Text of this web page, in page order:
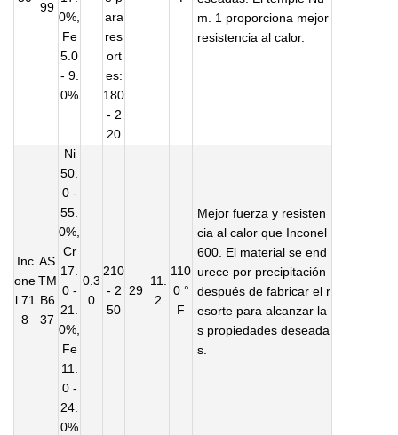
99
0%,
Fe
5.0
- 9.
0%
ara
res
ort
es:
180
- 2
20
m. 1 proporciona mejor
resistencia al calor.
Inc
one
l 71
8
AS
TM
B6
37
Ni
50.
0 -
55.
0%,
Cr
17.
0 -
21.
0%,
Fe
11.
0 -
24.
0%
0.3
0
210
- 2
50
29
11.
2
110
0 °
F
Mejor fuerza y resisten
cia al calor que Inconel
600. El material se end
urece por precipitación
después de fabricar el r
esorte para alcanzar la
s propiedades deseada
s.